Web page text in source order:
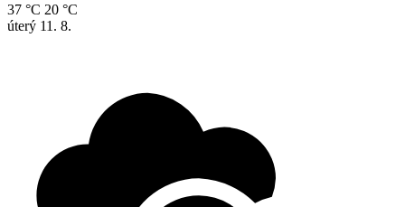
37 °C 20 °C
úterý 11. 8.